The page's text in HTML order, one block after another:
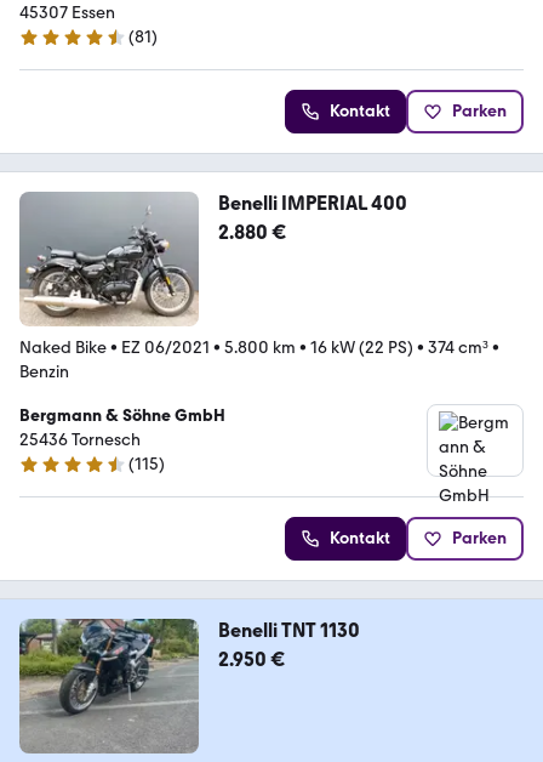
45307 Essen
4.6 Sterne
(81)
Kontakt Parken
Benelli IMPERIAL 400
2.880 €
Naked Bike• EZ 06/2021 • 5.800 km • 16 kW (22 PS) • 374 cm³•
Benzin
Bergmann & Söhne GmbH
25436 Tornesch
4.7 Sterne
(115)
Kontakt Parken
Benelli TNT 1130
2.950 €